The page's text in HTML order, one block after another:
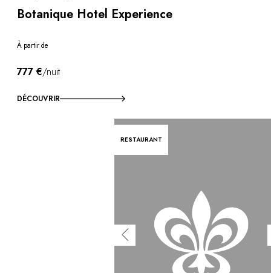
Botanique Hotel Experience
À partir de
777 €/nuit
DÉCOUVRIR
RESTAURANT